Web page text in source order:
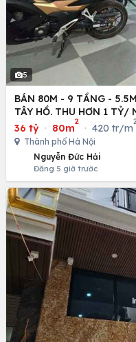
5
BÁN 80M - 9 TẦNG -
TÂY HỒ. THU HƠN 1 TỶ/
36 tỷ · 80m
2
· 420 tr/m
Thành phố Hà Nội
Nguyễn Đức Hải
Đăng 5 giờ trước